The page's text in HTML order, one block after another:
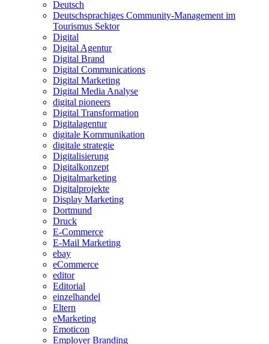
Deutsch
Deutschsprachiges Community-Management im
Tourismus Sektor
Digital
Digital Agentur
Digital Brand
Digital Communications
Digital Marketing
Digital Media Analyse
digital pioneers
Digital Transformation
Digitalagentur
digitale Kommunikation
digitale strategie
Digitalisierung
Digitalkonzept
Digitalmarketing
Digitalprojekte
Display Marketing
Dortmund
Druck
E-Commerce
E-Mail Marketing
ebay
eCommerce
editor
Editorial
einzelhandel
Eltern
eMarketing
Emoticon
Employer Branding